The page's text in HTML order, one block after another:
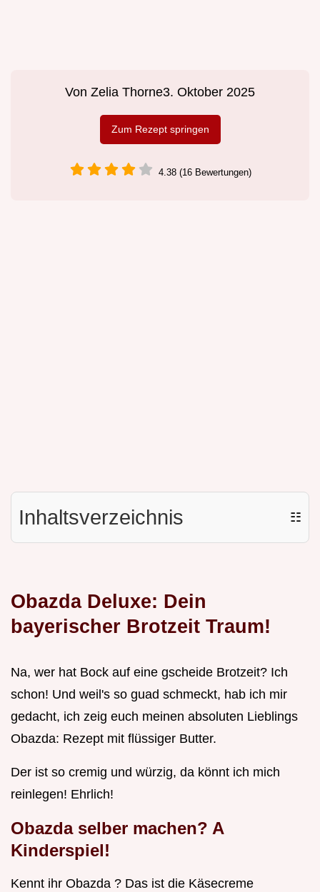
Von Zelia Thorne3. Oktober 2025
Zum Rezept springen
4.38 (16 Bewertungen)
Inhaltsverzeichnis ☷
Obazda Deluxe: Dein
bayerischer Brotzeit Traum!
Na, wer hat Bock auf eine gscheide Brotzeit? Ich
schon! Und weil's so guad schmeckt, hab ich mir
gedacht, ich zeig euch meinen absoluten Lieblings
Obazda: Rezept mit flüssiger Butter.
Der ist so cremig und würzig, da könnt ich mich
reinlegen! Ehrlich!
Obazda selber machen? A
Kinderspiel!
Kennt ihr Obazda ? Das ist die Käsecreme